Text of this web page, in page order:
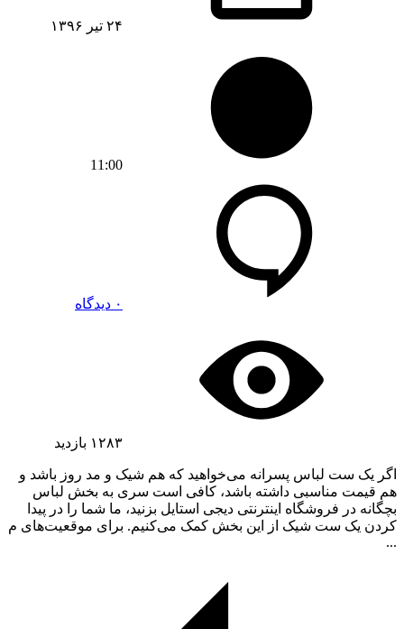
۲۴ تیر ۱۳۹۶
11:00
۰ دیدگاه
۱۲۸۳ بازدید
اگر یک ست لباس پسرانه می‌خواهید که هم شیک و مد روز باشد و
هم قیمت مناسبی داشته باشد، کافی است سری به بخش لباس
بچگانه در فروشگاه اینترنتی دیجی استایل بزنید، ما شما را در پیدا
کردن یک ست شیک از این بخش کمک می‌کنیم. برای موقعیت‌های م
...